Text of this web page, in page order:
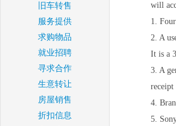
旧车转售
服务提供
求购物品
就业招聘
寻求合作
生意转让
房屋销售
折扣信息
will
1.
2. A
It is a
3. A
4.
5.